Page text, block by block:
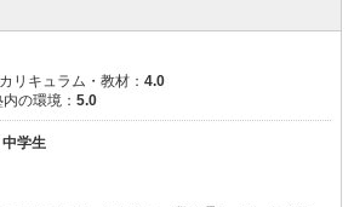
カリキュラム・教材： 4.0
内の環境： 5.0
中学生